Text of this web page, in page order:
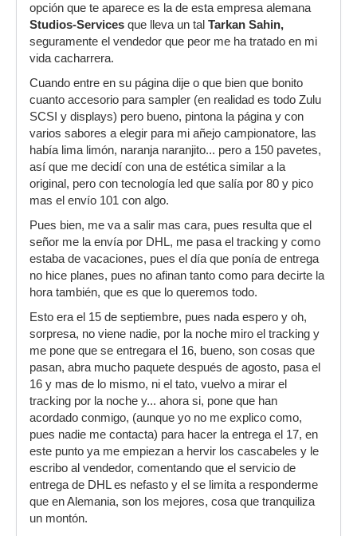
opción que te aparece es la de esta empresa alemana
Studios-Services que lleva un tal Tarkan Sahin,
seguramente el vendedor que peor me ha tratado en mi
vida cacharrera.
Cuando entre en su página dije o que bien que bonito
cuanto accesorio para sampler (en realidad es todo Zulu
SCSI y displays) pero bueno, pintona la página y con
varios sabores a elegir para mi añejo campionatore, las
había lima limón, naranja naranjito... pero a 150 pavetes,
así que me decidí con una de estética similar a la
original, pero con tecnología led que salía por 80 y pico
mas el envío 101 con algo.
Pues bien, me va a salir mas cara, pues resulta que el
señor me la envía por DHL, me pasa el tracking y como
estaba de vacaciones, pues el día que ponía de entrega
no hice planes, pues no afinan tanto como para decirte la
hora también, que es que lo queremos todo.
Esto era el 15 de septiembre, pues nada espero y oh,
sorpresa, no viene nadie, por la noche miro el tracking y
me pone que se entregara el 16, bueno, son cosas que
pasan, abra mucho paquete después de agosto, pasa el
16 y mas de lo mismo, ni el tato, vuelvo a mirar el
tracking por la noche y... ahora si, pone que han
acordado conmigo, (aunque yo no me explico como,
pues nadie me contacta) para hacer la entrega el 17, en
este punto ya me empiezan a hervir los cascabeles y le
escribo al vendedor, comentando que el servicio de
entrega de DHL es nefasto y el se limita a responderme
que en Alemania, son los mejores, cosa que tranquiliza
un montón.